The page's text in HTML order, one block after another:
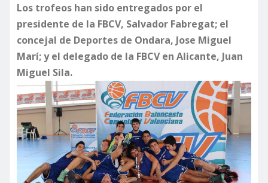
Los trofeos han sido entregados por el
presidente de la FBCV, Salvador Fabregat; el
concejal de Deportes de Ondara, Jose Miguel
Marí; y el delegado de la FBCV en Alicante, Juan
Miguel Sila.